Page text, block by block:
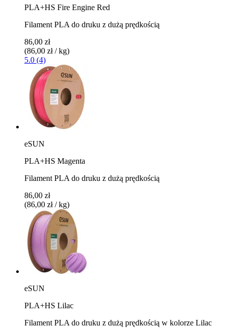
PLA+HS Fire Engine Red
Filament PLA do druku z dużą prędkością
86,00 zł
(86,00 zł / kg)
5.0 (4)
eSUN
PLA+HS Magenta
Filament PLA do druku z dużą prędkością
86,00 zł
(86,00 zł / kg)
eSUN
PLA+HS Lilac
Filament PLA do druku z dużą prędkością w kolorze Lilac